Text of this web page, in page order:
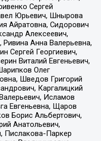
Сергей
Юрьевич, Шнырова
Айратовна, Сидорович
Алексеевич,
Ривина Анна Валерьевна,
Сергей Георгиевич,
Виталий Евгеньевич,
Олег
Шведов Григорий
Каргалицкий
Исламов
Евгеньевна, Щаров
Борис Альбертович,
Анатольевич,
Пислакова-Паркер